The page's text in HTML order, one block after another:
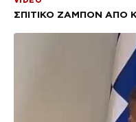
ΣΠΙΤΙΚΟ ΖΑΜΠΟΝ ΑΠΟ